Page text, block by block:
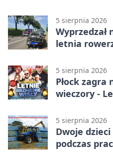
5 sierpnia 2026
Wyprzedzał
letnia
5 sierpnia 2026
Płock zagra
wieczory -
5 sierpnia 2026
Dwoje
podczas